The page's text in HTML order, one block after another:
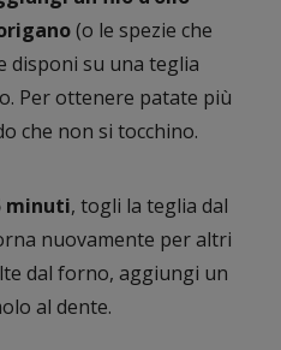
(o le spezie che
disponi su una teglia
Per ottenere patate più
che non si tocchino.
minuti, togli la teglia dal
nuovamente per altri
dal forno, aggiungi un
al dente.